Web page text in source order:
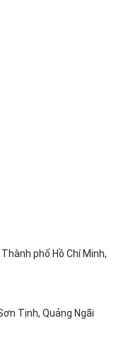
phố Hồ Chí Minh,
Tịnh, Quảng Ngãi